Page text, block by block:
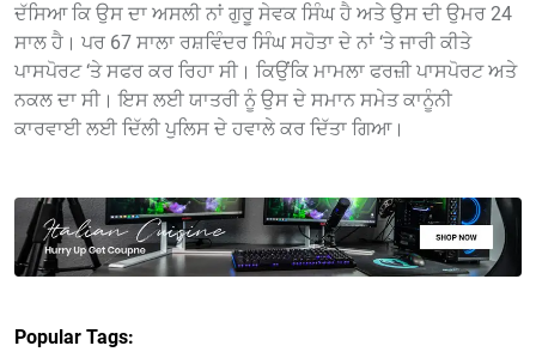
ਦੱਸਿਆ ਕਿ ਉਸ ਦਾ ਅਸਲੀ ਨਾਂ ਗੁਰੂ ਸੇਵਕ ਸਿੰਘ ਹੈ ਅਤੇ ਉਸ ਦੀ ਉਮਰ 24
ਸਾਲ ਹੈ। ਪਰ 67 ਸਾਲਾ ਰਸ਼ਵਿੰਦਰ ਸਿੰਘ ਸਹੋਤਾ ਦੇ ਨਾਂ ‘ਤੇ ਜਾਰੀ ਕੀਤੇ
ਪਾਸਪੋਰਟ ‘ਤੇ ਸਫਰ ਕਰ ਰਿਹਾ ਸੀ। ਕਿਉਂਕਿ ਮਾਮਲਾ ਫਰਜ਼ੀ ਪਾਸਪੋਰਟ ਅਤੇ
ਨਕਲ ਦਾ ਸੀ। ਇਸ ਲਈ ਯਾਤਰੀ ਨੂੰ ਉਸ ਦੇ ਸਮਾਨ ਸਮੇਤ ਕਾਨੂੰਨੀ
ਕਾਰਵਾਈ ਲਈ ਦਿੱਲੀ ਪੁਲਿਸ ਦੇ ਹਵਾਲੇ ਕਰ ਦਿੱਤਾ ਗਿਆ।
Popular Tags: